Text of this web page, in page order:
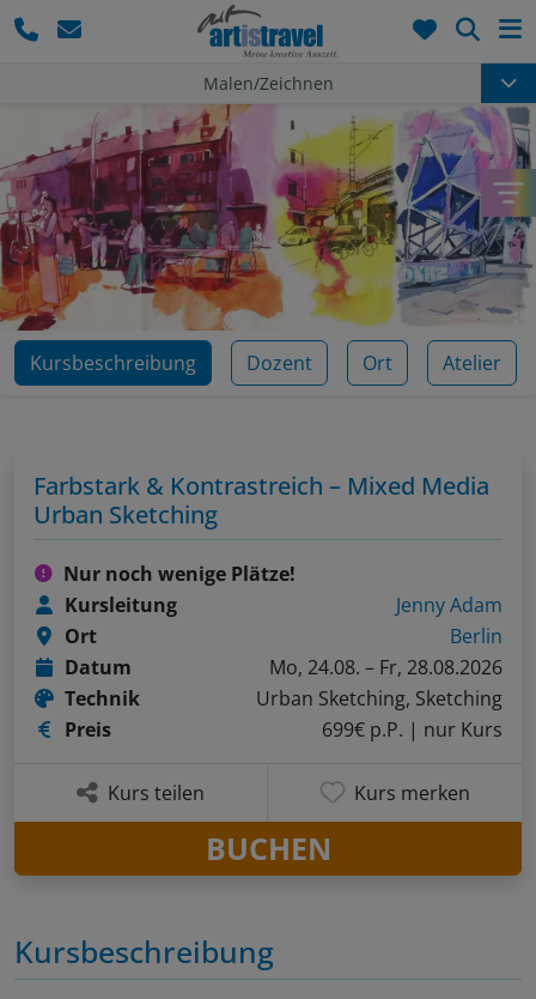
Malen/Zeichnen
Kursbeschreibung Dozent Ort Atelier
Kursbeschreibung
Farbstark & Kontrastreich – Mixed Media
Urban Sketching
Nur noch wenige Plätze!
Kursleitung
Jenny Adam
Ort
Berlin
Datum
Mo, 24.08. – Fr, 28.08.2026
Technik
Urban Sketching, Sketching
Preis
699€ p.P. | nur Kurs
Kurs teilen Kurs merken
BUCHEN